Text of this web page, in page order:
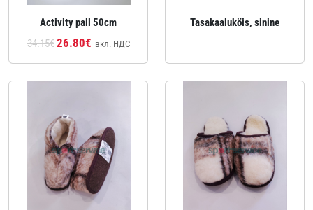
Activity pall 50cm
34.15€26.80€ вкл. НДС
Tasakaaluköis, sinine